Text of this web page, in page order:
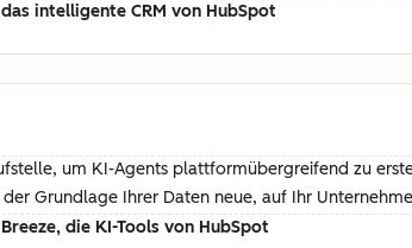
intelligente CRM von HubSpot
um KI-Agents plattformübergreifend zu
Grundlage Ihrer Daten neue, auf Ihr
die KI-Tools von HubSpot